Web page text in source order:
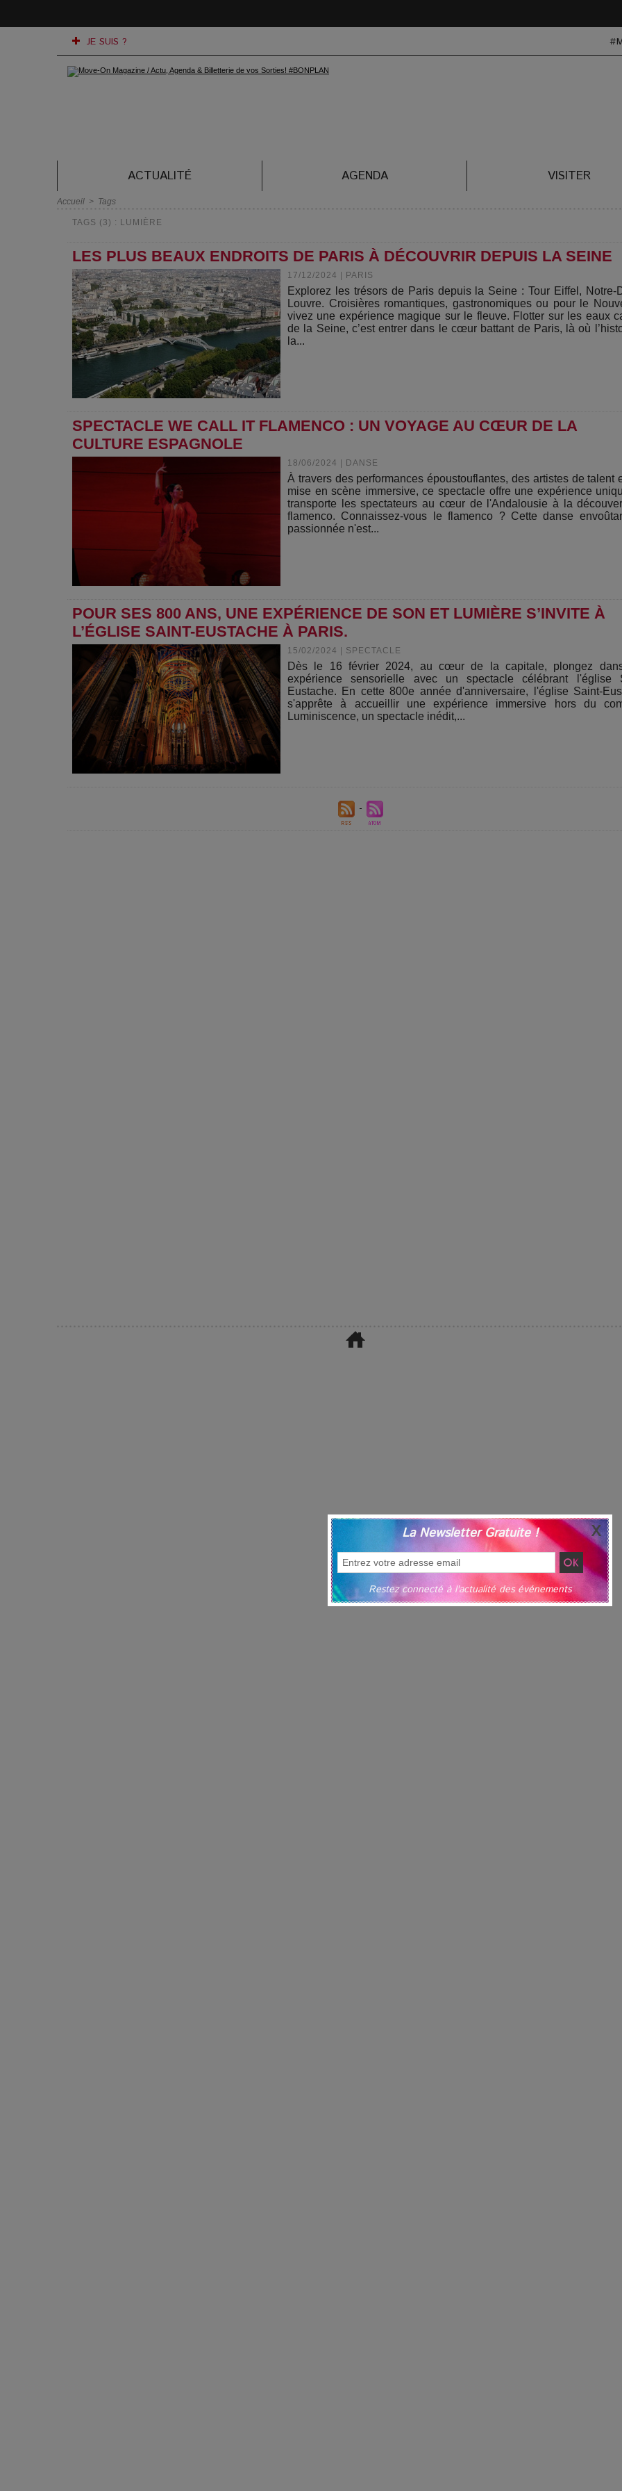
JE SUIS ?
ACTUALITÉ AGENDA VISITER
Accueil > Tags
TAGS (3) : LUMIÈRE
LES PLUS BEAUX ENDROITS DE PARIS À DÉCOUVRIR DEPUIS LA SEINE
17/12/2024 PARIS
Explorez les trésors de Paris depuis la Seine : Tour Eiffel, Notre-
Louvre. Croisières romantiques, gastronomiques ou pour le
vivez une expérience magique sur le fleuve. Flotter sur les eaux
de la Seine, c’est entrer dans le cœur battant de Paris, là où
la...
SPECTACLE WE CALL IT FLAMENCO : UN VOYAGE AU CŒUR DE LA
CULTURE ESPAGNOLE
18/06/2024 DANSE
À travers des performances époustouflantes, des artistes de talent
mise en scène immersive, ce spectacle offre une expérience
transporte les spectateurs au cœur de l'Andalousie à la
flamenco. Connaissez-vous le flamenco ? Cette danse
passionnée n'est...
POUR SES 800 ANS, UNE EXPÉRIENCE DE SON ET LUMIÈRE S’INVITE À
L’ÉGLISE SAINT-EUSTACHE À PARIS.
15/02/2024 SPECTACLE
Dès le 16 février 2024, au cœur de la capitale, plongez
expérience sensorielle avec un spectacle célébrant l'église
Eustache. En cette 800e année d'anniversaire, l'église Saint-
s'apprête à accueillir une expérience immersive hors du
Luminiscence, un spectacle inédit,...
La Newsletter Gratuite !
Restez connecté à l'actualité des événements